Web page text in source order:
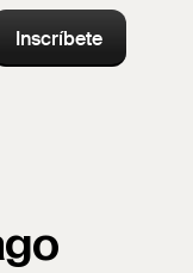
Inscríbete